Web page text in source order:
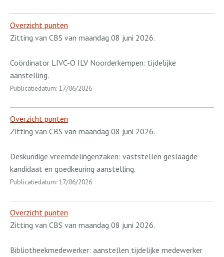
Overzicht punten
Zitting van CBS van maandag 08 juni 2026.
Coördinator LIVC-O ILV Noorderkempen: tijdelijke
aanstelling.
Publicatiedatum: 17/06/2026
Overzicht punten
Zitting van CBS van maandag 08 juni 2026.
Deskundige vreemdelingenzaken: vaststellen geslaagde
kandidaat en goedkeuring aanstelling.
Publicatiedatum: 17/06/2026
Overzicht punten
Zitting van CBS van maandag 08 juni 2026.
Bibliotheekmedewerker: aanstellen tijdelijke medewerker